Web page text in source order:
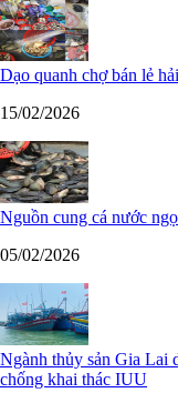
Dạo quanh chợ bán lẻ
15/02/2026
Nguồn cung cá nước
05/02/2026
Ngành thủy sản Gia Lai
chống khai thác IUU